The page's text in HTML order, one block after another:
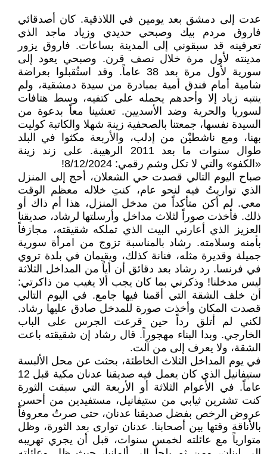
عدت إلى دمشق بعد يومين في اللاذقية. كان أصدقائي
فاروق مردم بيك وصبحي حديدي وزياد ماجد الذي
تعرفينه قد سبقوني إلى المدينة بساعات. فاروق يزور
مدينته لأول مرة خلال نصف قرن. وصبحي يعود إلى
سورية لأول مرة بعد 38 عاماً. وقد استُقبلوا بعراضة
شامية أمام فندق أمية بمبادرة من سيدة دمشقية، ولم
ينتبه زياد إلا وأحدهم يحمله على كتفيه، وسط هتافات
لسوريا والحرية وضد الأسديين. تعشينا معاً بدعوة من
السيدة نفسها، جمعتنا بالصحفية زينة شهلا والكاتبة كوليت
بهنا، ومع ناشطيْن من إدلب، والأربعة مكثوا في البلد
طوال سنوات ما بعد 2011 الرهيبة. على زند زينة
«الكفو» والتي لا تكل وشم رقمي: 8/12/2024!
صباح اليوم التالي قصدت حي الشعلان، أحج إلى المنزل
الذي تواريتُ فيه لنحو عام، كنتِ خلاله معظم الوقت
معي. لم أكن متأكداً من مدخل المنزل، هذا أم ذاك أو
ذلك. فأخذت صوراً لثلاث مداخل وأرسلتها لرشاد، صديقنا
العزيز الذي أعارني البيت الذي تملكه شقيقته، مجازفاً
بأمنه وسلامته. رشاد بالمناسبة تزوج من امرأة سورية
جميلة وقديرة مثله، فنانة كذلك، ويقيمان في بلدة تروي
في فرنسا. رد رشاد بعد دقائق أن أياً من المداخل الثلاثة
ليس مدخلنا! وذكرني بما كان يجب ألا يغيب من ذاكرتي:
أن خلف الشقة التي أقمنا فيها جامع. في اليوم التالي
قصدت المكان وأخذت صورة للمدخل صادق عليها رشاد.
لكني لم أتلق رداً حين قرعت الجرس على الباب
الخارجي. وبدا البناء مهجوراً. قال رشاد إن شقيقته باعت
الشقة، ولا يعرف إلى من آلت.
في يوم المداخل الثلاث الخاطئة، بحثت عن محل الألبسة
ستيفانيل الذي كان يعمل فيه صديقنا عدنان مكية قبل 12
عاماً. في الأعوام الثلاثة أو الأربعة التي سبقت الثورة
كنت تشترين ثيابي من ستيفانيل، مستفيدين من أحسن
عروض الرخص بفضل صديقنا عدنان، حتى صرتُ معروفاً
بالأناقة وقتها بين أصحابنا. عدنان توارى بعد الثورة، وظل
متوارياً مع عائلته لخمس سنوات، قبل أن يجري تهريبه